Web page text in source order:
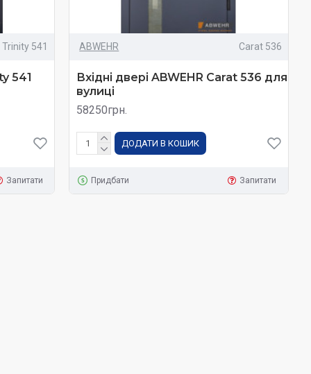
Trinity 541
541
Запитати
ABWEHR Carat 536
Вхідні двері ABWEHR Carat 536 для
вулиці
58250грн.
ДОДАТИ В КОШИК
Придбати Запитати